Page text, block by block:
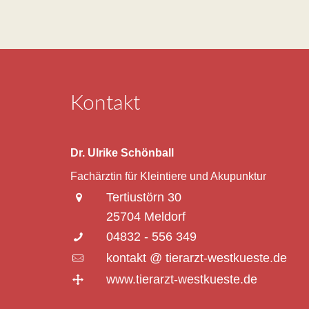
Kontakt
Dr. Ulrike Schönball
Fachärztin für Kleintiere und Akupunktur
Tertiustörn 30
25704 Meldorf
04832 - 556 349
kontakt @ tierarzt-westkueste.de
www.tierarzt-westkueste.de